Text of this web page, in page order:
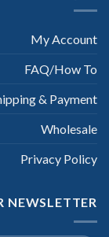
My Account
FAQ/How To
& Payment
Wholesale
Privacy Policy
NEWSLETTER